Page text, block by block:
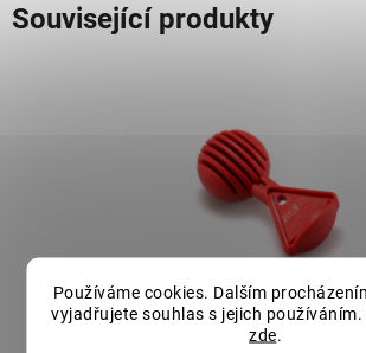
Používáme cookies. Dalším
vyjadřujete souhlas s jejich
zde.
Související produkty
AL-KO Safety Ball
bezpečnostní vložka do